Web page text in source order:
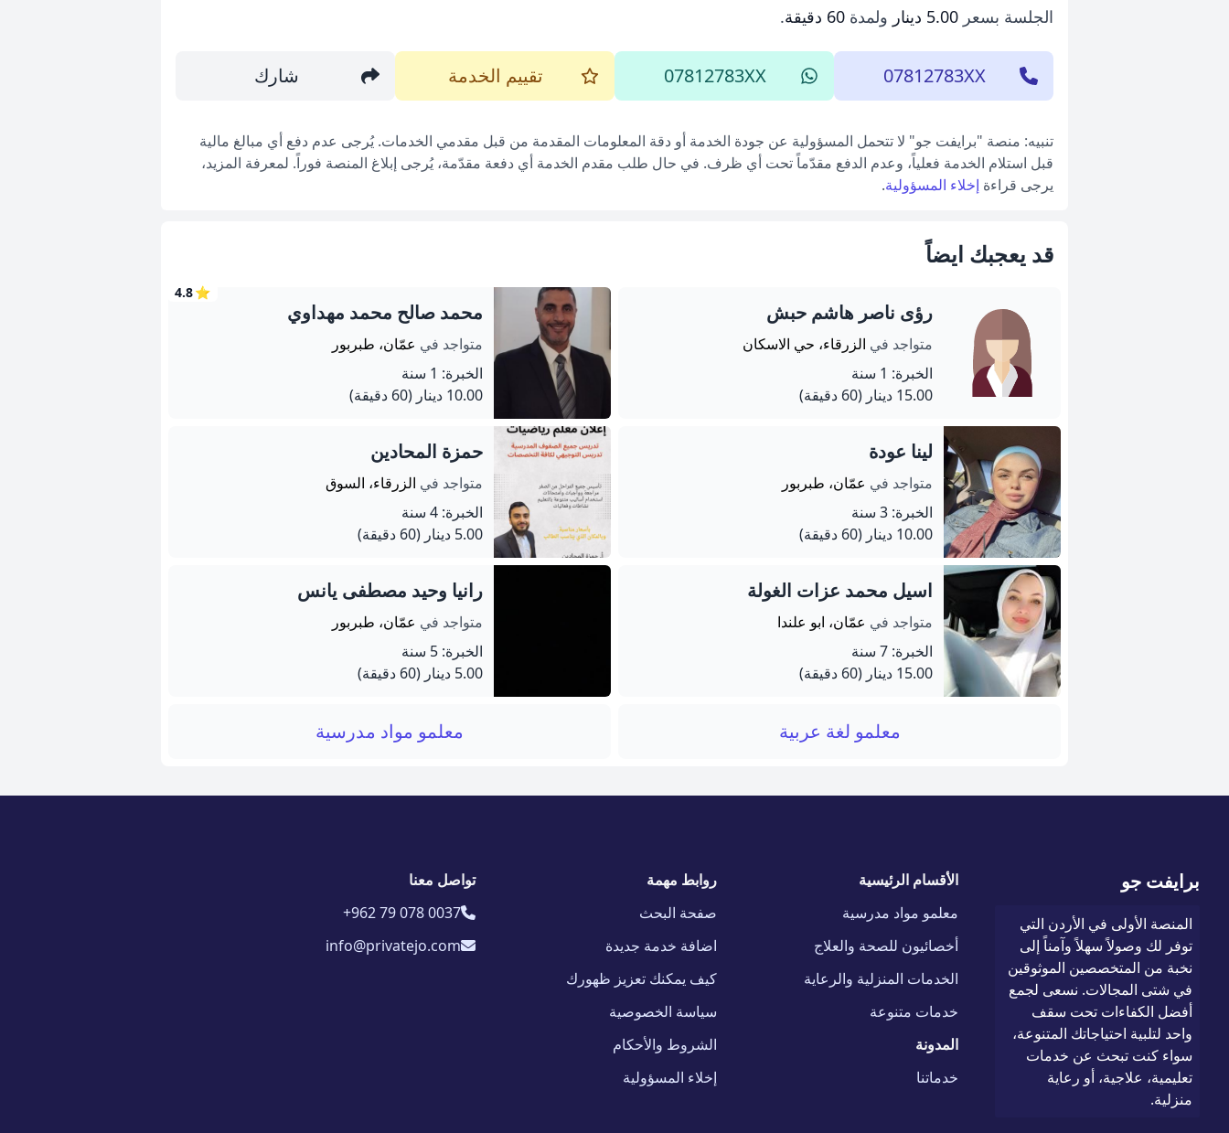
الجلسة بسعر 5.00 دينار ولمدة 60 دقيقة .
07812783XX
07812783XX تقييم الخدمة شارك
تنبيه: منصة "برايفت جو" لا تتحمل المسؤولية عن جودة الخدمة أو دقة المعلومات المقدمة من قبل مقدمي الخدمات. يُرجى عدم دفع أي مبالغ مالية
قبل استلام الخدمة فعلياً، وعدم الدفع مقدّماً تحت أي ظرف. في حال طلب مقدم الخدمة أي دفعة مقدّمة، يُرجى إبلاغ المنصة فوراً. لمعرفة المزيد،
يرجى قراءة إخلاء المسؤولية.
قد يعجبك ايضاً
رؤى ناصر هاشم حبش
متواجد في الزرقاء، حي الاسكان
الخبرة: 1 سنة
15.00 دينار
(60 دقيقة)
⭐
4.8
محمد صالح محمد مهداوي
متواجد في عمّان، طبربور
الخبرة: 1 سنة
10.00 دينار
(60 دقيقة)
لينا عودة
متواجد في عمّان، طبربور
الخبرة: 3 سنة
10.00 دينار
(60 دقيقة)
حمزة المحادين
متواجد في الزرقاء، السوق
الخبرة: 4 سنة
5.00 دينار
(60 دقيقة)
اسيل محمد عزات الغولة
متواجد في عمّان، ابو علندا
الخبرة: 7 سنة
15.00 دينار
(60 دقيقة)
رانيا وحيد مصطفى يانس
متواجد في عمّان، طبربور
الخبرة: 5 سنة
5.00 دينار
(60 دقيقة)
معلمو لغة عربية معلمو مواد مدرسية
برايفت جو
المنصة الأولى في الأردن التي
توفر لك وصولاً سهلاً وآمناً إلى
نخبة من المتخصصين الموثوقين
في شتى المجالات. نسعى لجمع
أفضل الكفاءات تحت سقف
واحد لتلبية احتياجاتك المتنوعة،
سواء كنت تبحث عن خدمات
تعليمية، علاجية، أو رعاية
منزلية.
الأقسام الرئيسية
معلمو مواد مدرسية
أخصائيون للصحة والعلاج
الخدمات المنزلية والرعاية
خدمات متنوعة
المدونة
خدماتنا
روابط مهمة
صفحة البحث
اضافة خدمة جديدة
كيف يمكنك تعزيز ظهورك
سياسة الخصوصية
الشروط والأحكام
إخلاء المسؤولية
تواصل معنا
+962 79 078 0037
info@privatejo.com